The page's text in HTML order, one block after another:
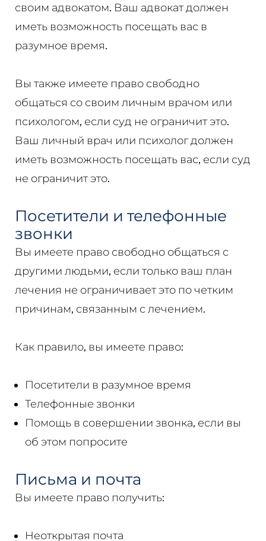
своим адвокатом. Ваш адвокат должен
иметь возможность посещать вас в
разумное время.
Вы также имеете право свободно
общаться со своим личным врачом или
психологом, если суд не ограничит это.
Ваш личный врач или психолог должен
иметь возможность посещать вас, если суд
не ограничит это.
Посетители и телефонные
звонки
Вы имеете право свободно общаться с
другими людьми, если только ваш план
лечения не ограничивает это по четким
причинам, связанным с лечением.
Как правило, вы имеете право:
Посетители в разумное время
Телефонные звонки
Помощь в совершении звонка, если вы
об этом попросите
Письма и почта
Вы имеете право получить:
Неоткрытая почта